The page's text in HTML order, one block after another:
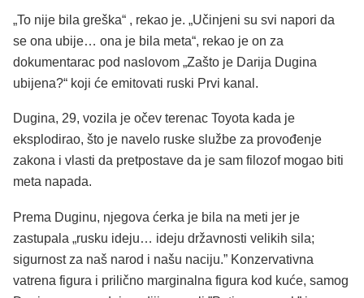
„To nije bila greška“ , rekao je. „Učinjeni su svi napori da
se ona ubije… ona je bila meta“, rekao je on za
dokumentarac pod naslovom „Zašto je Darija Dugina
ubijena?“ koji će emitovati ruski Prvi kanal.
Dugina, 29, vozila je očev terenac Toyota kada je
eksplodirao, što je navelo ruske službe za provođenje
zakona i vlasti da pretpostave da je sam filozof mogao biti
meta napada.
Prema Duginu, njegova ćerka je bila na meti jer je
zastupala „rusku ideju… ideju državnosti velikih sila;
sigurnost za naš narod i našu naciju.” Konzervativna
vatrena figura i prilično marginalna figura kod kuće, samog